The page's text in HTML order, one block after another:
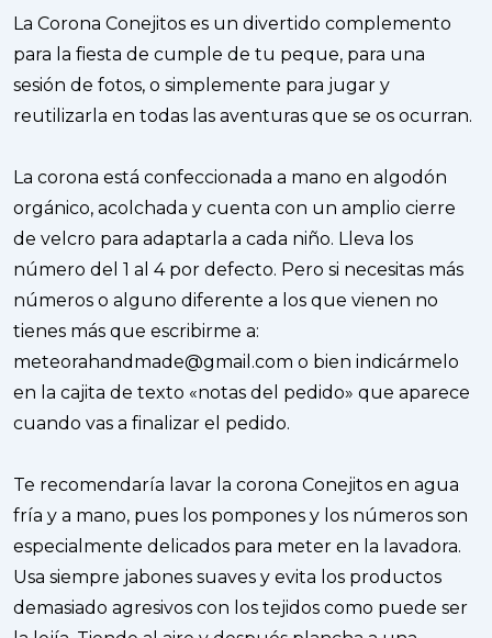
La Corona Conejitos es un divertido complemento
para la fiesta de cumple de tu peque, para una
sesión de fotos, o simplemente para jugar y
reutilizarla en todas las aventuras que se os ocurran.
La corona está confeccionada a mano en algodón
orgánico, acolchada y cuenta con un amplio cierre
de velcro para adaptarla a cada niño. Lleva los
número del 1 al 4 por defecto. Pero si necesitas más
números o alguno diferente a los que vienen no
tienes más que escribirme a:
meteorahandmade@gmail.com o bien indicármelo
en la cajita de texto «notas del pedido» que aparece
cuando vas a finalizar el pedido.
Te recomendaría lavar la corona Conejitos en agua
fría y a mano, pues los pompones y los números son
especialmente delicados para meter en la lavadora.
Usa siempre jabones suaves y evita los productos
demasiado agresivos con los tejidos como puede ser